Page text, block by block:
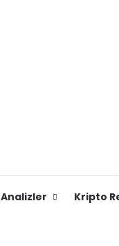
Analizler Kripto